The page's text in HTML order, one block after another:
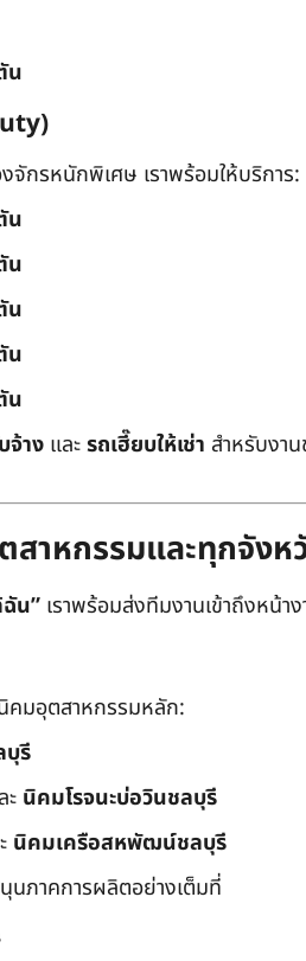
น
จักรหนักพิเศษ เราพร้อมให้บริการ:
น
น
น
น
น
จ้าง และรถเฮี๊ยบให้เช่า สำหรับงา
าหกรรมและทุกจังห
น” เราพร้อมส่งทีมงานเข้าถึงหน้
นิคมอุตสาหกรรมหลัก:
รี
ะ นิคมโรจนะบ่อวินชลบุรี
นิคมเครือสหพัฒน์ชลบุรี
นภาคการผลิตอย่างเต็มที่